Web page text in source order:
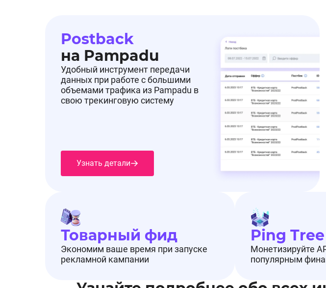
Postback
на Pampadu
Удобный инструмент передачи
данных при работе с большими
объемами трафика из Pampadu в
свою трекинговую систему
Узнать детали
Товарный фид
Экономим ваше время при запуске
рекламной кампании
Ping Tree
Монетизируйте
популярным